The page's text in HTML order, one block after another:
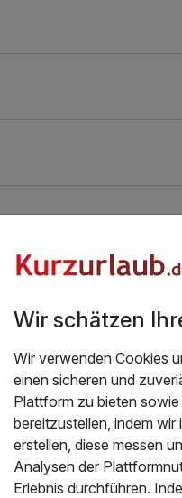
Wir schätzen
Wir verwenden Cookies
einen sicheren und
Plattform zu bieten
bereitzustellen, indem
erstellen, diese messen
Analysen der
Erlebnis durchführen.